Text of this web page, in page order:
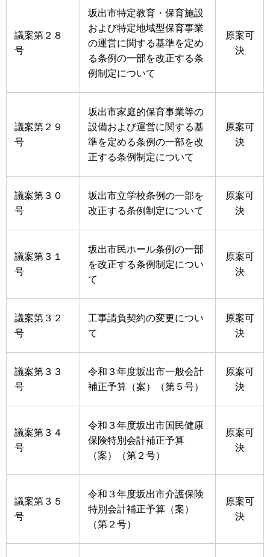
議案第２８
号
坂出市特定教育・保育施設
および特定地域型保育事業
の運営に関する基準を定め
る条例の一部を改正する条
例制定について
原案可
決
議案第２９
号
坂出市家庭的保育事業等の
設備および運営に関する基
準を定める条例の一部を改
正する条例制定について
原案可
決
議案第３０
号
坂出市立学校条例の一部を
改正する条例制定について
原案可
決
議案第３１
号
坂出市民ホール条例の一部
を改正する条例制定につい
て
原案可
決
議案第３２
号
工事請負契約の変更につい
て
原案可
決
議案第３３
号
令和３年度坂出市一般会計
補正予算（案）（第５号）
原案可
決
議案第３４
号
令和３年度坂出市国民健康
保険特別会計補正予算
（案）（第２号）
原案可
決
議案第３５
号
令和３年度坂出市介護保険
特別会計補正予算（案）
（第２号）
原案可
決